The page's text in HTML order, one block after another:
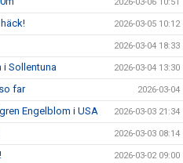
2026-03-05 10:12
2026-03-04 18:33
i Sollentuna 2026-03-04 13:30
far 2026-03-04
Engelblom i USA 2026-03-03 21:34
2026-03-03 08:14
2026-03-02 09:00